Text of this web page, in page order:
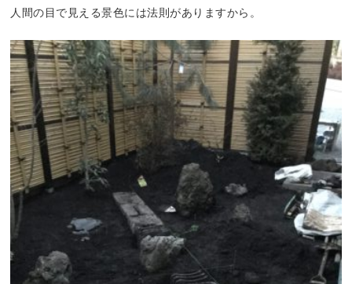
人間の目で見える景色には法則がありますから。